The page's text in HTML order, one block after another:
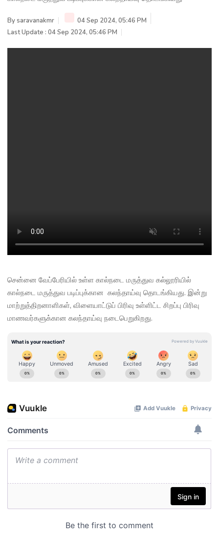
By saravanakmr
04 Sep 2024, 05:46 PM
Last Update : 04 Sep 2024, 05:46 PM
சென்னை வேப்பேரியில் உள்ள கால்நடை மருத்துவ கல்லூரியில்
கால்நடை மருத்துவ படிப்புக்கான கலந்தாய்வு தொடங்கியது. இன்று
மாற்றுத்திறனாளிகள், விளையாட்டுப் பிரிவு உள்ளிட்ட சிறப்பு பிரிவு
மாணவர்களுக்கான கலந்தாய்வு நடைபெறுகிறது.